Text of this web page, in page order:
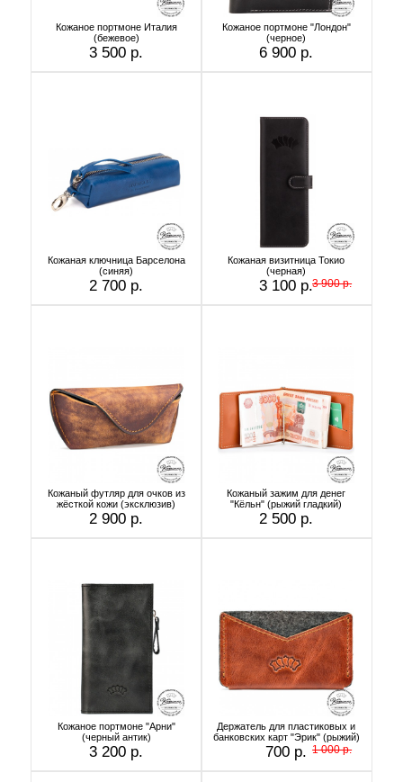
Кожаное портмоне Италия
(бежевое)
3 500 р.
Кожаное портмоне "Лондон"
(черное)
6 900 р.
Кожаная ключница Барселона
(синяя)
2 700 р.
Кожаная визитница Токио
(черная)
3 100 р.3 900 р.
Кожаный футляр для очков из
жёсткой кожи (эксклюзив)
2 900 р.
Кожаный зажим для денег
"Кёльн" (рыжий гладкий)
2 500 р.
Кожаное портмоне "Арни"
(черный антик)
3 200 р.
Держатель для пластиковых и
банковских карт "Эрик" (рыжий)
700 р. 1 000 р.